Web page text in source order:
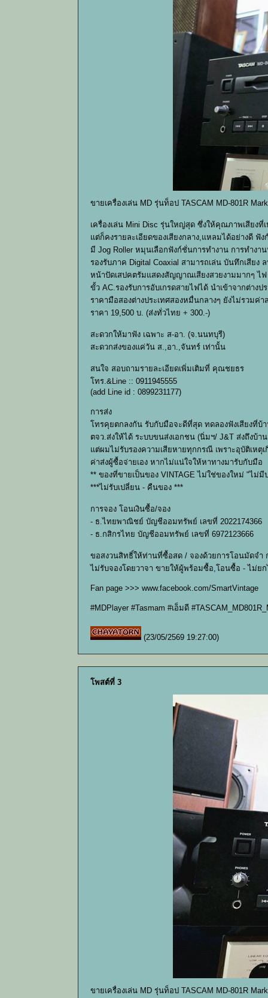
ขายเครื่องเล่น MD รุ่นท็อป TASCAM MD-801R
เครื่องเล่น Mini Disc รุ่นใหญ่สุด ซึ่งให้คุณภาพเสียงที่
แต่ก็คงรายละเอียดของเสียงกลาง,แหลมได้อย่างดี ฟั
มี Jog Roller หมุนเลือกฟังก์ชั่นการทำงาน การทำงา
รองรับภาค Digital Coaxial สามารถเล่น บันทึกเสียง
หน้าปัดเสปคตรัมแสดงสัญญาณเสียงสวยงามมากๆ ไฟ
ขั้ว AC.รองรับการอับเกรดสายไฟได้ นำเข้าจากต่าง
ราคามือสองต่างประเทศสองหมื่นกลางๆ ยังไม่รวมค่า
ราคา 19,500 บ. (ส่งทั่วไทย + 300.-)
สะดวกให้มาฟัง เฉพาะ ส-อา. (จ.นนทบุรี)
สะดวกส่งของแค่วัน ส.,อา.,จันทร์ เท่านั้น
สนใจ สอบถามรายละเอียดเพิ่มเติมที่ คุณชยธร
โทร.&Line :: 0911945555
(add Line id : 0899231177)
การส่ง
โทรคุยตกลงกัน รับกับมือจะดีที่สุด ทดลองฟังเสียงที่บ้
ตจว.ส่งให้ได้ ระบบขนส่งเอกชน (นิ่มฯ/ J&T ส่งถึงบ้า
แต่ผมไม่รับรองความเสียหายทุกกรณี เพราะอุบัติเหตุ
ค่าส่งผู้ซื้อจ่ายเอง หากไม่แน่ใจให้หาทางมารับกับมือ
** ของที่ขายเป็นของ VINTAGE ไม่ใช่ของใหม่ "ไม่มี
***ไม่รับเปลี่ยน - คืนของ ***
การจอง โอนเงินซื้อ/จอง
- ธ.ไทยพาณิชย์ บัญชีออมทรัพย์ เลขที่ 2022174366
- ธ.กสิกรไทย บัญชีออมทรัพย์ เลขที่ 6972123666
ขอสงวนสิทธิ์ให้ท่านที่ซื้อสด / จองด้วยการโอนมัดจำ
ไม่รับจองโดยวาจา ขายให้ผู้พร้อมซื้อ,โอนซื้อ - ไม่ย
Fan page >>> www.facebook.com/SmartVintage
#MDPlayer #Tasmam #เอ็มดี
(23/05/2569 19:27:00)
โพสต์ที่ 3
ขายเครื่องเล่น MD รุ่นท็อป TASCAM MD-801R